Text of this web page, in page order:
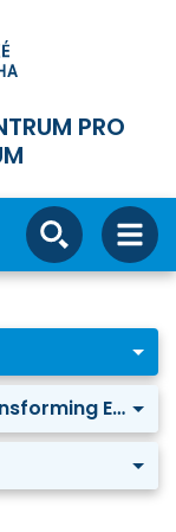
PRO
Klima, energetika a doprava: Transforming Europe's rail system